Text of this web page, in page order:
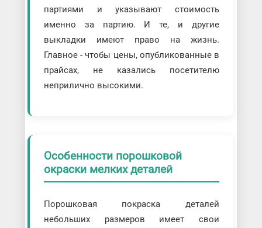
партиями и указывают стоимость
именно за партию. И те, и другие
выкладки имеют право на жизнь.
Главное - чтобы цены, опубликованные в
прайсах, не казались посетителю
неприлично высокими.
Особенности порошковой
окраски мелких деталей
Порошковая покраска деталей
небольших размеров имеет свои